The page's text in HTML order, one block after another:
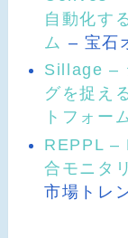
自動化す
ム – 宝石
Sillage –
グを捉え
トフォー
REPPL –
合モニタ
市場トレ